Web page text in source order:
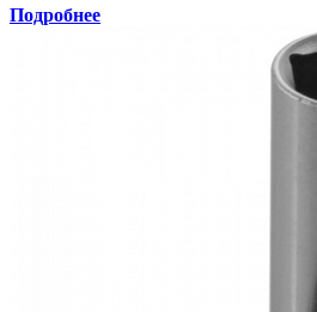
Подробнее